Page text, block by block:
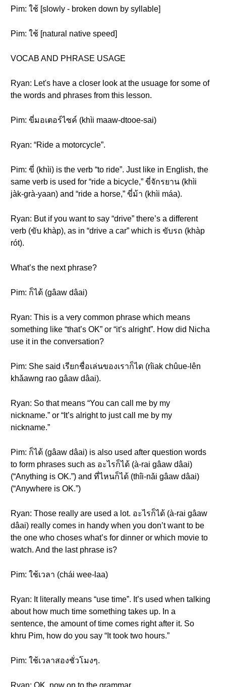
Pim: ใช้ [slowly - broken down by syllable]
Pim: ใช้ [natural native speed]
VOCAB AND PHRASE USAGE
Ryan: Let's have a closer look at the usuage for some of
the words and phrases from this lesson.
Pim: ขี่มอเตอร์ไซค์ (khìi maaw-dtooe-sai)
Ryan: “Ride a motorcycle”.
Pim: ขี่ (khìi) is the verb “to ride”. Just like in English, the
same verb is used for “ride a bicycle,” ขี่จักรยาน (khìi
jàk-grà-yaan) and “ride a horse,” ขี่ม้า (khìi máa).
Ryan: But if you want to say “drive” there’s a different
verb (ขับ khàp), as in “drive a car” which is ขับรถ (khàp
rót).
What’s the next phrase?
Pim: ก็ได้ (gâaw dâai)
Ryan: This is a very common phrase which means
something like “that’s OK” or “it’s alright”. How did Nicha
use it in the conversation?
Pim: She said เรียกชื่อเล่นของเราก็ได (rîiak chûue-lên
khǎawng rao gâaw dâai).
Ryan: So that means “You can call me by my
nickname.” or “It’s alright to just call me by my
nickname.”
Pim: ก็ได้ (gâaw dâai) is also used after question words
to form phrases such as อะไรก็ได้ (à-rai gâaw dâai)
(“Anything is OK.”) and ที่ไหนก็ได้ (thîi-nǎi gâaw dâai)
(“Anywhere is OK.”)
Ryan: Those really are used a lot. อะไรก็ได้ (à-rai gâaw
dâai) really comes in handy when you don’t want to be
the one who choses what’s for dinner or which movie to
watch. And the last phrase is?
Pim: ใช้เวลา (chái wee-laa)
Ryan: It literally means “use time”. It’s used when talking
about how much time something takes up. In a
sentence, the amount of time comes right after it. So
khru Pim, how do you say “It took two hours.”
Pim: ใช้เวลาสองชั่วโมงๆ.
Ryan: OK, now on to the grammar.